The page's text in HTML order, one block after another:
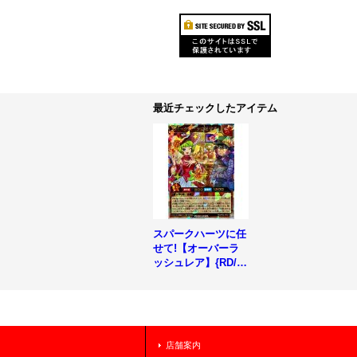
最近チェックしたアイテム
スパークハーツに任
せて!【オーバーラ
ッシュレア】{RD/A
店舗案内